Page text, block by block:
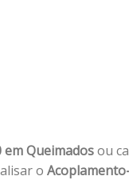
Queimadosou
o